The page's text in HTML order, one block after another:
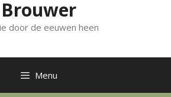
Brouwer
door de eeuwen heen
Menu